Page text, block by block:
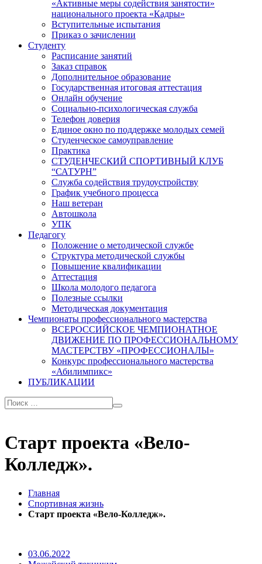
«Активные меры содействия занятости»
национального проекта «Кадры»
Вступительные испытания
Приказ о зачислении
Студенту
Расписание занятий
Заказ справок
Дополнительное образование
Государственная итоговая аттестация
Онлайн обучение
Социально-психологическая служба
Телефон доверия
Единое окно по поддержке молодых семей
Студенческое самоуправление
Практика
СТУДЕНЧЕСКИЙ СПОРТИВНЫЙ КЛУБ
“САТУРН”
Служба содействия трудоустройству
График учебного процесса
Наш ветеран
Автошкола
УПК
Педагогу
Положение о методической службе
Структура методической службы
Повышение квалификации
Аттестация
Школа молодого педагога
Полезные ссылки
Методическая документация
Чемпионаты профессионального мастерства
ВСЕРОССИЙСКОЕ ЧЕМПИОНАТНОЕ
ДВИЖЕНИЕ ПО ПРОФЕССИОНАЛЬНОМУ
МАСТЕРСТВУ «ПРОФЕССИОНАЛЫ»
Конкурс профессионального мастерства
«Абилимпикс»
ПУБЛИКАЦИИ
Старт проекта «Вело-
Колледж».
Главная
Спортивная жизнь
Старт проекта «Вело-Колледж».
03.06.2022